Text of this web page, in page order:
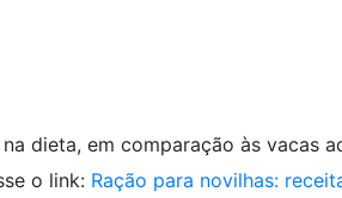
dieta, em comparação às vacas
o link: Ração para novilhas: